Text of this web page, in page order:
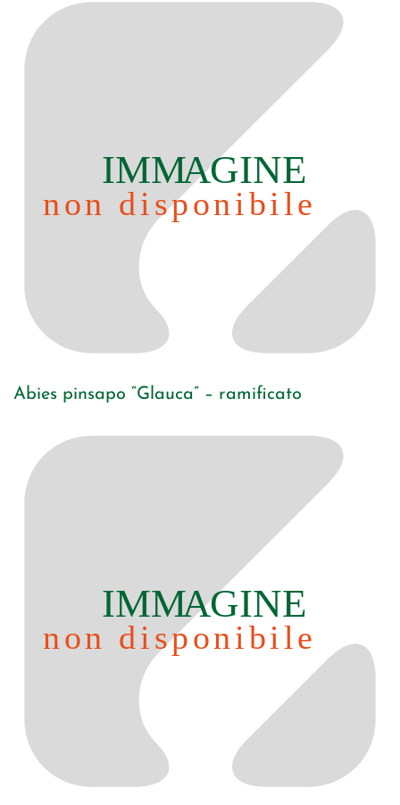
Abies pinsapo “Glauca” – ramificato